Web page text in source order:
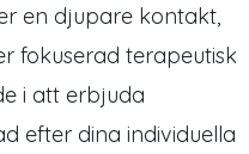
en djupare kontakt,
fokuserad terapeutisk
i att erbjuda
efter dina individuella